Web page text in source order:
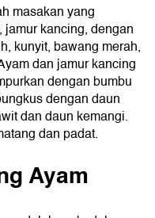
masakan yang
kancing, dengan
kunyit, bawang merah,
dan jamur kancing
dengan bumbu
dengan daun
dan daun kemangi.
dan padat.
Ayam